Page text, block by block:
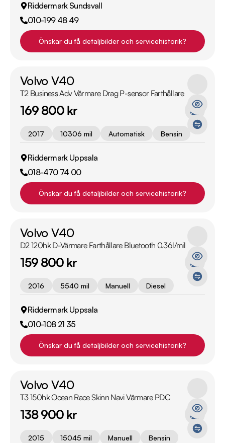
Riddermark Sundsvall
010-199 48 49
Önskar du få detaljbilder och servicehistorik?
Volvo V40
T2 Business Adv Värmare Drag P-sensor Farthållare
169 800 kr
2017 10306 mil Automatisk Bensin
Riddermark Uppsala
018-470 74 00
Önskar du få detaljbilder och servicehistorik?
Volvo V40
D2 120hk D-Värmare Farthållare Bluetooth 0.36l/mil
159 800 kr
2016 5540 mil Manuell Diesel
Riddermark Uppsala
010-108 21 35
Önskar du få detaljbilder och servicehistorik?
Volvo V40
T3 150hk Ocean Race Skinn Navi Värmare PDC
138 900 kr
2015 15045 mil Manuell Bensin